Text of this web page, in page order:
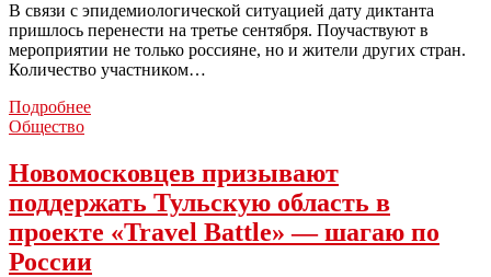
В связи с эпидемиологической ситуацией дату диктанта
пришлось перенести на третье сентября. Поучаствуют в
мероприятии не только россияне, но и жители других стран.
Количество участником…
ПодробнееНовомосковцев
«Диктанте
Победы»
Общество
Новомосковцев призывают
поддержать Тульскую область в
проекте «Travel Battle» — шагаю по
России